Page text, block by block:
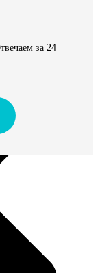
за 24